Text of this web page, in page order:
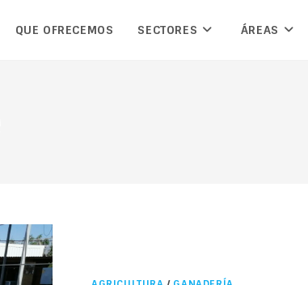
QUE OFRECEMOS SECTORES ÁREAS